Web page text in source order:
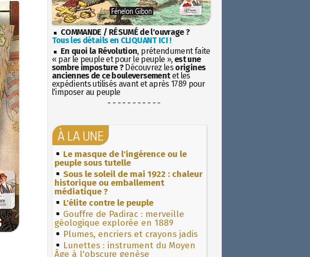
COMMANDE / RÉSUMÉ de l'ouvrage ?
Tous les détails en CLIQUANT ICI !
En quoi la Révolution, prétendument faite
« par le peuple et pour le peuple », est une
sombre imposture ?Découvrez les origines
anciennes de ce bouleversementet les
expédients utilisés avant et après 1789 pour
l'imposer au peuple
- - - - - - - - - - -
À LA UNE
Le masque de l'ingérence ou le
peuple sous tutelle
Sous le soleil de mai 1922 : chaleur
historique ou emballement
médiatique ?
L'élite contre le peuple
Gouffre de Padirac : merveille
géologique explorée en 1889
Plumes, encriers et crayons jadis
Lunettes : instrument du Moyen
Âge à l'obscure genèse